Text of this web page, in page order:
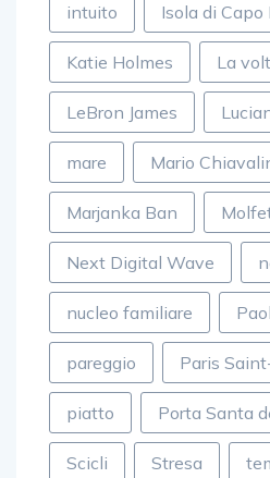
intuito Isola di Capo
Katie Holmes La
LeBron James
mare Mario
Marjanka Ban
Next Digital Wave
nucleo familiare
pareggio Paris
piatto Porta Santa
Scicli Stresa